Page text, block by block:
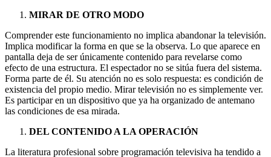
MIRAR DE OTRO MODO
Comprender este funcionamiento no implica abandonar la televisión.
Implica modificar la forma en que se la observa. Lo que aparece en
pantalla deja de ser únicamente contenido para revelarse como
efecto de una estructura. El espectador no se sitúa fuera del sistema.
Forma parte de él. Su atención no es solo respuesta: es condición de
existencia del propio medio. Mirar televisión no es simplemente ver.
Es participar en un dispositivo que ya ha organizado de antemano
las condiciones de esa mirada.
DEL CONTENIDO A LA OPERACIÓN
La literatura profesional sobre programación televisiva ha tendido a